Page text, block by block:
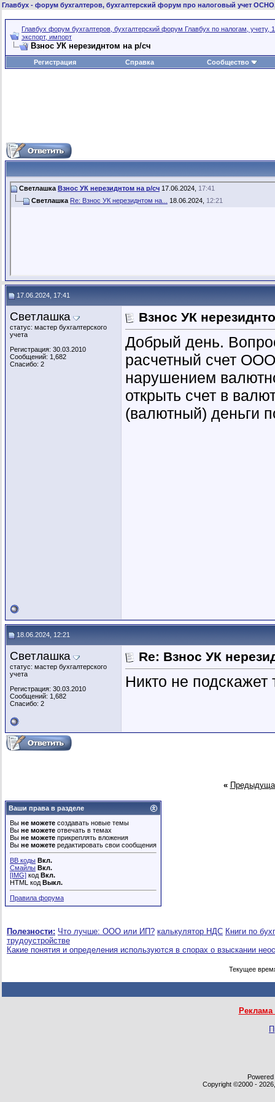
Главбух - форум бухгалтеров, бухгалтерский форум про налоговый учет
Главбух форум бухгалтеров, бухгалтерский форум Главбух по налогам, учету,
экспорт, импорт
Взнос УК нерезиднтом на р/сч
Регистрация Справка Сообщество
Светлашка Взнос УК нерезиднтом на р/сч 17.06.2024, 17:41
Светлашка Re: Взнос УК нерезиднтом на... 18.06.2024, 12:21
17.06.2024, 17:41
Светлашка
статус: мастер бухгалтерского
учета
Регистрация: 30.03.2010
Сообщений: 1,682
Спасибо: 2
Взнос УК
Добрый день.
расчетный счет
нарушением
открыть счет в
(валютный) деньги
18.06.2024, 12:21
Светлашка
статус: мастер бухгалтерского
учета
Регистрация: 30.03.2010
Сообщений: 1,682
Спасибо: 2
Re: Взнос УК
Никто не подскажет
«
Ваши права в разделе
Вы не можете создавать новые темы
Вы не можете отвечать в темах
Вы не можете прикреплять вложения
Вы не можете редактировать свои сообщения
BB коды Вкл.
Смайлы Вкл.
[IMG] код Вкл.
HTML код Выкл.
Правила форума
Полезности: Что лучше: ООО или ИП? калькулятор НДС Книги по
трудоустройстве
Какие понятия и определения используются в спорах о взыскании
Текущее
Copyright ©2000 -